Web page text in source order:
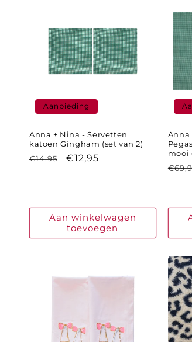
Aanbieding
Anna + Nina - Servetten
katoen Gingham (set van 2)
Normale
€14,95 Aanbiedingsprijs
€12,95
Aan winkelwagen
toevoegen
Anna
mooi